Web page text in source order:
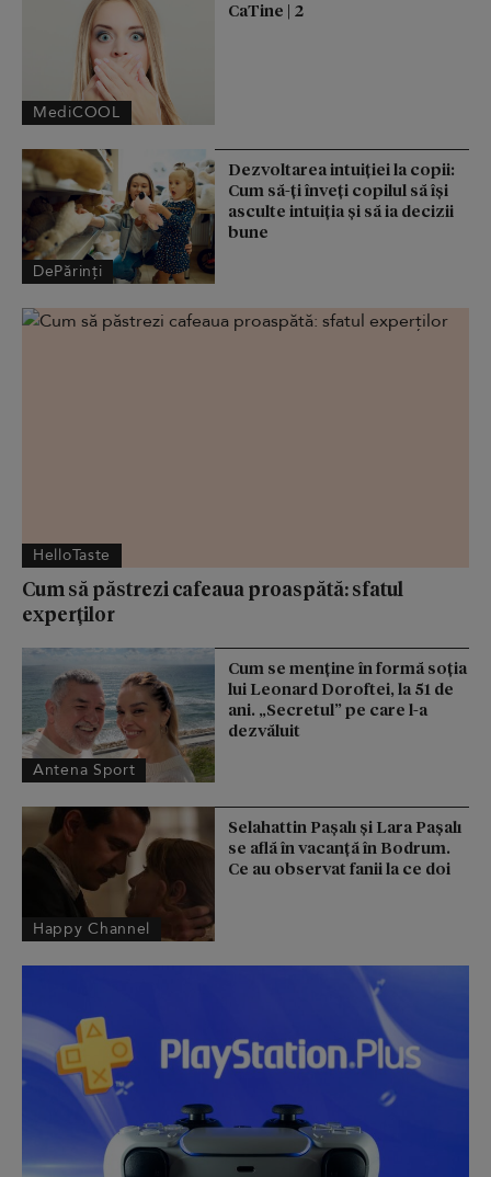
MediCOOL
CaTine | 2
DePărinți
Dezvoltarea intuiției la copii:
Cum să-ți înveți copilul să își
asculte intuiția și să ia decizii
bune
HelloTaste
Cum să păstrezi cafeaua proaspătă: sfatul
experților
Antena Sport
Cum se menţine în formă soţia
lui Leonard Doroftei, la 51 de
ani. „Secretul” pe care l-a
dezvăluit
Happy Channel
Selahattin Paşalı și Lara Paşalı
se află în vacanță în Bodrum.
Ce au observat fanii la ce doi